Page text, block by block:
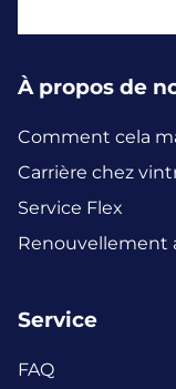
À propos de
Comment cela
Carrière chez
Service Flex
Renouvellement
Service
FAQ